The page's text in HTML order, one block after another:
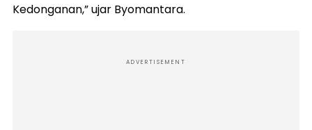
Kedonganan,” ujar Byomantara.
ADVERTISEMENT